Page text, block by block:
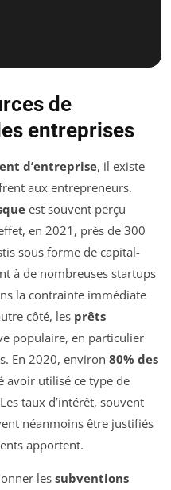
de
entreprises
d’entreprise, il existe
aux entrepreneurs.
est souvent perçu
en 2021, près de 300
sous forme de capital-
à de nombreuses startups
la contrainte immédiate
côté, les prêts
populaire, en particulier
En 2020, environ 80% des
avoir utilisé ce type de
taux d’intérêt, souvent
néanmoins être justifiés
apportent.
les subventions